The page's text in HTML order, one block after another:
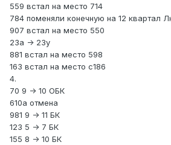
559 встал на место 714
784 поменяли конечную на 12 квартал
907 встал на место 550
23а -> 23у
881 встал на место 598
163 встал на место с186
4.
70 9 -> 10 ОБК
610а отмена
981 9 -> 11 БК
123 5 -> 7 БК
155 8 -> 10 БК